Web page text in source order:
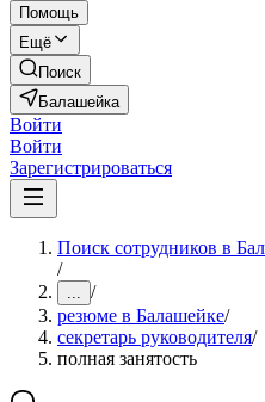
Помощь
Ещё
Поиск
Балашейка
Войти
Войти
Зарегистрироваться
Поиск сотрудников в
/
... /
резюме в Балашейке/
секретарь руководителя/
полная занятость